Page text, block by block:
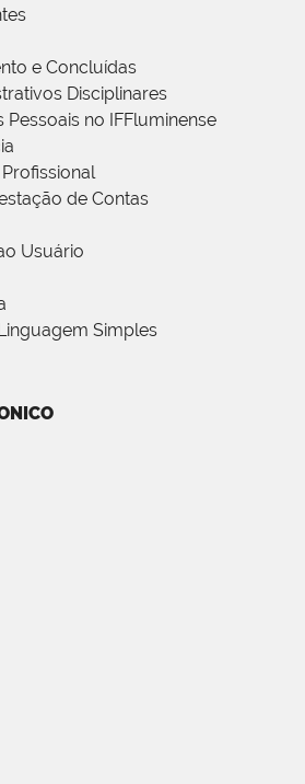
e Concluídas
Disciplinares
no IFFluminense
de Contas
Usuário
Simples